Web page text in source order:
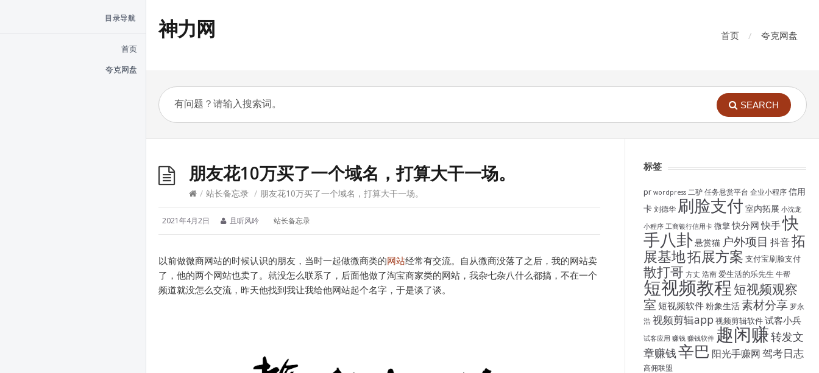
神力网 首页 夸克网盘
SEARCH
目录导航
首页
夸克网盘
朋友花10万买了一个域名，打算大干一场。
/ 站长备忘录 / 朋友花10万买了一个域名，打算大干一场。
2021年4月2日 且听风吟 站长备忘录
以前做微商网站的时候认识的朋友，当时一起做微商类的网站经常有交流。自从微商没落了之后，我的网站卖
了，他的两个网站也卖了。就没怎么联系了，后面他做了淘宝商家类的网站，我杂七杂八什么都搞，不在一个
频道就没怎么交流，昨天他找到我让我给他网站起个名字，于是谈了谈。
标签
pr wordpress 二驴任务悬赏平台 企业小程序信用
卡刘德华 刷脸支付 室内拓展 小沈龙
小程序 工商银行信用卡 微擎快分网 快手快
手八卦悬赏猫 户外项目 抖音拓
展基地拓展方案 支付宝刷脸支付
散打哥 方丈 浩南爱生活的乐先生 牛帮
短视频教程 短视频观察
室 短视频软件粉象生活素材分享 罗永
浩视频剪辑app 视频剪辑软件试客小兵
试客应用 赚钱 赚钱软件 趣闲赚转发文
章赚钱辛巴 阳光手赚网驾考日志
高佣联盟